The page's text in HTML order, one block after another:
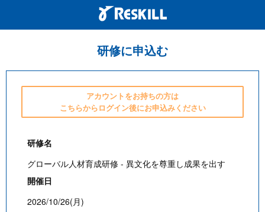
研修に申込む
アカウントをお持ちの方は
こちらからログイン後にお申込みください
研修名
グローバル人材育成研修 - 異文化を尊重し成果を出す
開催日
2026/10/26(月)